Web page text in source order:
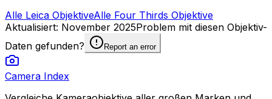
Alle Leica ObjektiveAlle Four Thirds Objektive
Aktualisiert: November 2025Problem mit diesen Objektiv-
Daten gefunden?
Report an error
Camera Index